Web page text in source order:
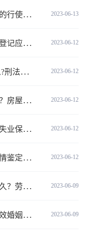
2023-06-13
界球精选
2023-06-12
八条是什么？
2023-06-12
别吗?
2023-06-12
怎样的？
2023-06-12
为几种？
2023-06-12
能做？
2023-06-09
起诉吗？
2023-06-09
当前滚动